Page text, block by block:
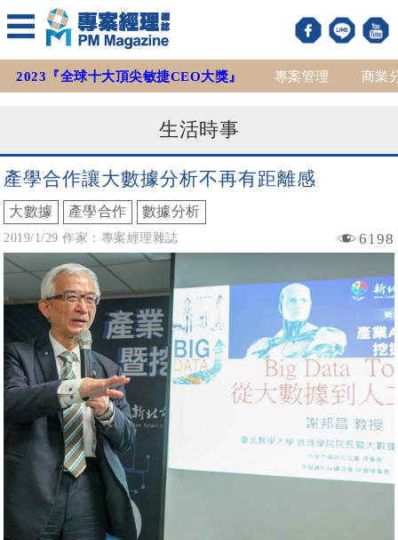
2023『全球十大頂尖敏捷CEO大獎』 專案管理 商業
生活時事
產學合作讓大數據分析不再有距離感
大數據 產學合作 數據分析
2019/1/29 作家：專案經理雜誌 6198